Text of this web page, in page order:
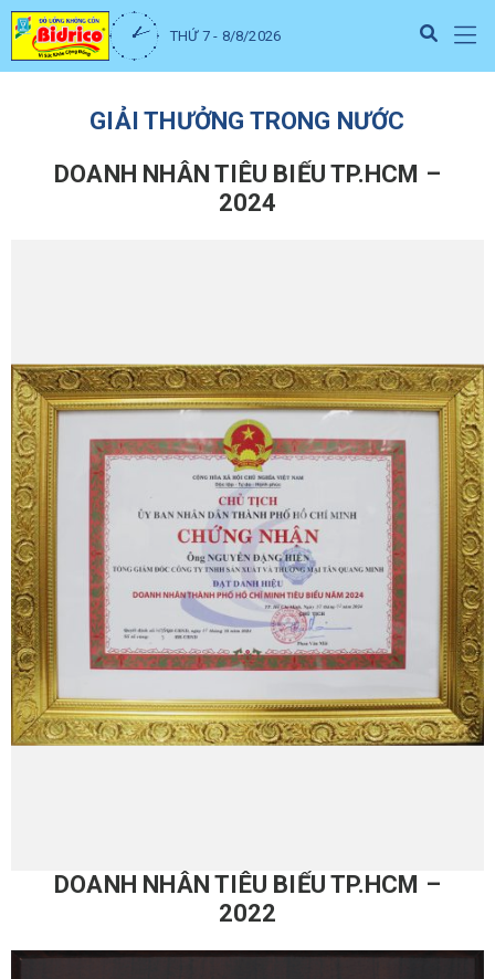
THỨ 7 - 8/8/2026
GIẢI THƯỞNG TRONG NƯỚC
DOANH NHÂN TIÊU BIỂU TP.HCM –
2024
DOANH NHÂN TIÊU BIỂU TP.HCM –
2022